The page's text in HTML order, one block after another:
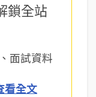
鎖全站
面試資料
看全文